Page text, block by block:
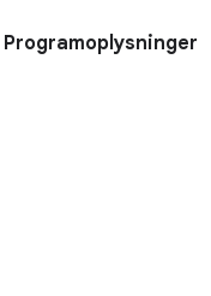
Programoplysninger